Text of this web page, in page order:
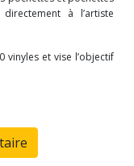
à l’artiste
vinyles et vise l’objectif